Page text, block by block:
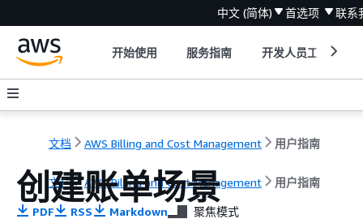
中文 (简体) 首选项 联系
开始使用 服务指南 开发人员工具
文档 AWS Billing and Cost Management 用户指南
文档 AWS Billing and Cost Management 用户指南
创建账单场景
PDF RSS Markdown 聚焦模式